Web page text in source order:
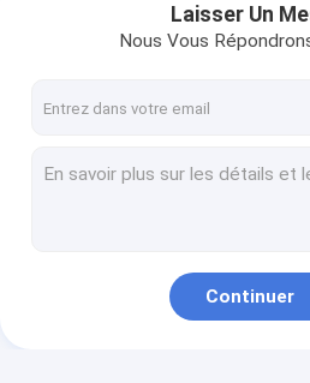
émetteur-récepteur de 25G
émetteur-récepteur de 40G
Câbles directs d'attache
Laisser Un
Nous Vous
Continuer